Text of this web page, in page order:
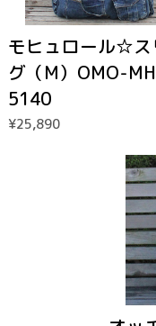
モヒュロール☆ス
グ（M）OMO-
5140
¥25,890